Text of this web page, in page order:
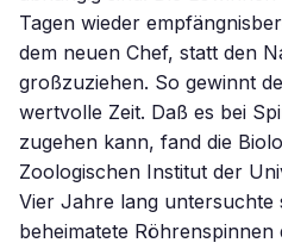
Tagen wieder
dem neuen Chef, statt den
großzuziehen. So gewinnt
wertvolle Zeit. Daß es bei
zugehen kann, fand die
Zoologischen Institut der
Vier Jahre lang untersuchte
beheimatete